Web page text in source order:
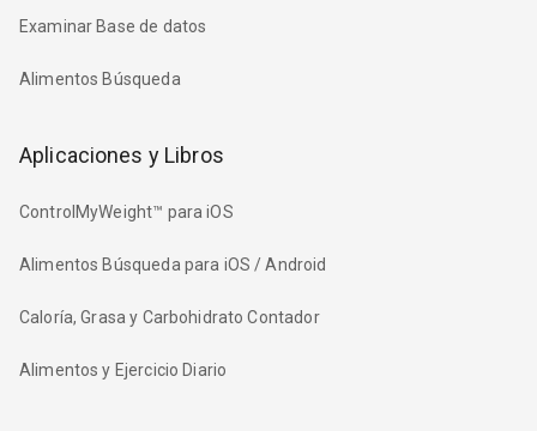
Examinar Base de datos
Alimentos Búsqueda
Aplicaciones y Libros
ControlMyWeight™ para iOS
Alimentos Búsqueda para iOS / Android
Caloría, Grasa y Carbohidrato Contador
Alimentos y Ejercicio Diario